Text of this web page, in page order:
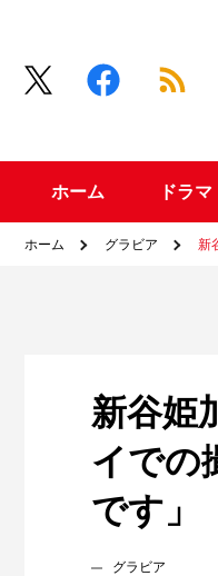
ホーム ドラマ
ホーム グラビア 新
新谷姫
イでの
です」
グラビア